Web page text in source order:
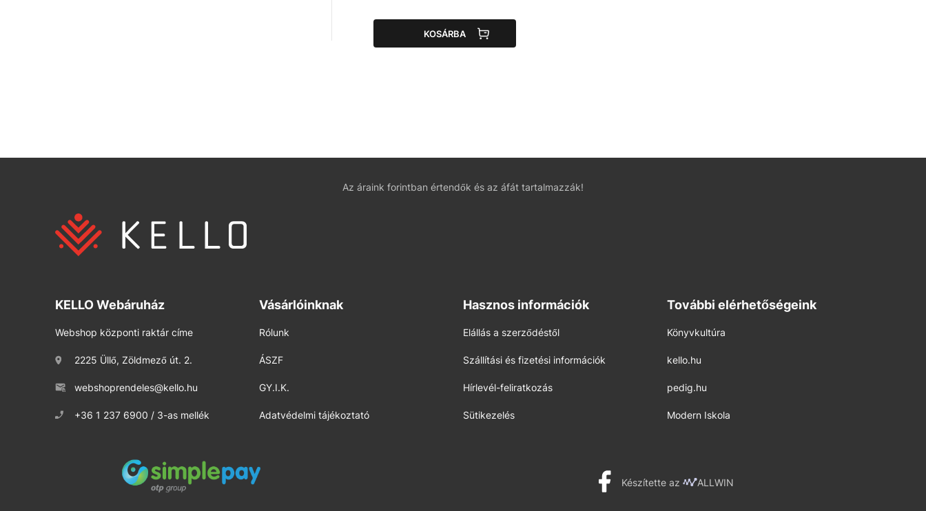
KOSÁRBA
Az áraink forintban értendők és az áfát tartalmazzák!
KELLO Webáruház
Webshop központi raktár címe
2225 Üllő, Zöldmező út. 2.
webshoprendeles@kello.hu
+36 1 237 6900 / 3-as mellék
Vásárlóinknak
Rólunk
ÁSZF
GY.I.K.
Adatvédelmi tájékoztató
Hasznos információk
Elállás a szerződéstől
Szállítási és fizetési információk
Hírlevél-feliratkozás
Sütikezelés
További elérhetőségeink
Könyvkultúra
kello.hu
pedig.hu
Modern Iskola
Készítette az ALLWIN